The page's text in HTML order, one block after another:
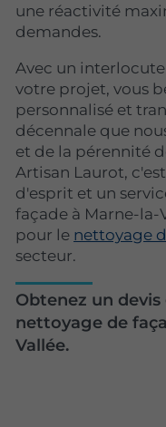
une réactivité
demandes.
Avec un
votre projet, vous
personnalisé et
décennale que
et de la pérennité
Artisan Laurot,
d'esprit et un
façade à Marne-la-
pour le nettoyage
secteur.
Obtenez un
nettoyage de
Vallée.